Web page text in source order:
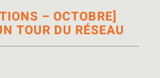
– OCTOBRE]
TOUR DU RÉSEAU